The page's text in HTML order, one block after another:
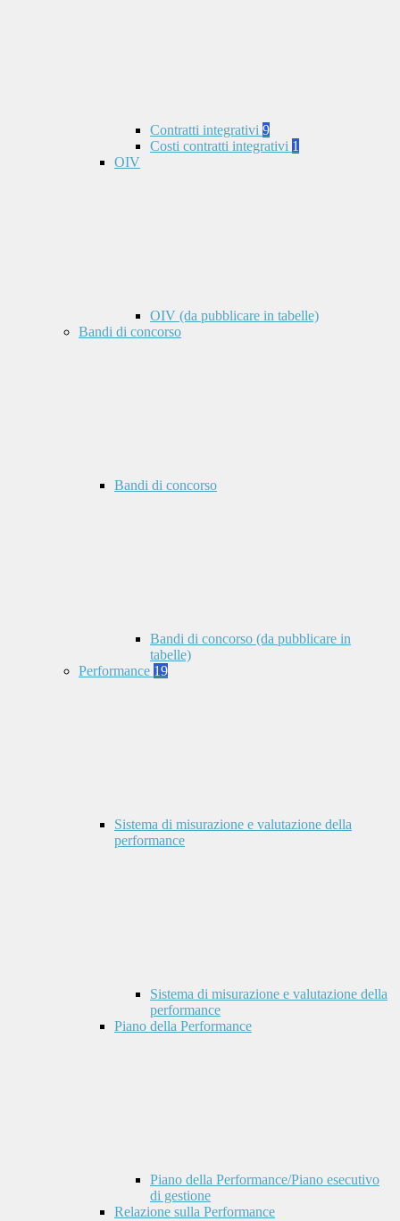
Contratti integrativi 9
Costi contratti integrativi 1
OIV
OIV (da pubblicare in tabelle)
Bandi di concorso
Bandi di concorso
Bandi di concorso (da pubblicare in
tabelle)
Performance 19
Sistema di misurazione e valutazione della
performance
Sistema di misurazione e valutazione della
performance
Piano della Performance
Piano della Performance/Piano esecutivo
di gestione
Relazione sulla Performance